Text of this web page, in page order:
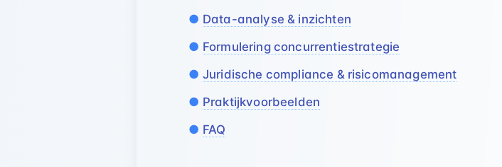
Data-analyse & inzichten
Formulering concurrentiestrategie
Juridische compliance & risicomanagement
Praktijkvoorbeelden
FAQ